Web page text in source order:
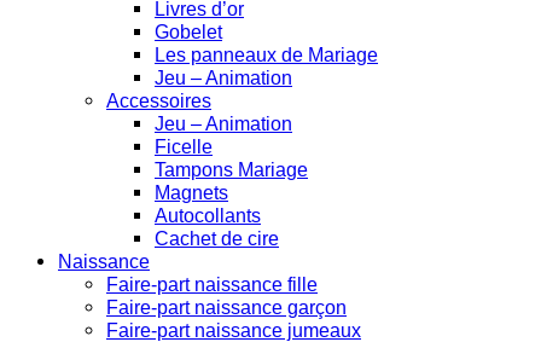
Livres d’or
Gobelet
Les panneaux de Mariage
Jeu – Animation
Accessoires
Jeu – Animation
Ficelle
Tampons Mariage
Magnets
Autocollants
Cachet de cire
Naissance
Faire-part naissance fille
Faire-part naissance garçon
Faire-part naissance jumeaux